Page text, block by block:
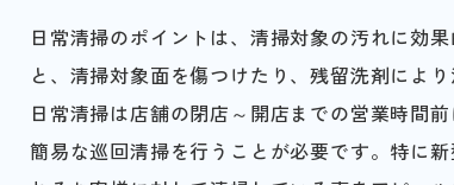
日常清掃のポイントは、清掃対象の汚れに効
と、清掃対象面を傷つけたり、残留洗剤によ
日常清掃は店舗の閉店～開店までの営業時間
簡易な巡回清掃を行うことが必要です。特に